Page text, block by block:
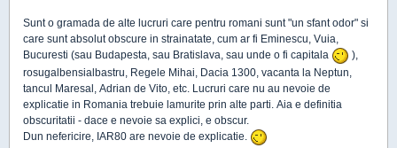
Sunt o gramada de alte lucruri care pentru romani sunt "un sfant odor" si
care sunt absolut obscure in strainatate, cum ar fi Eminescu, Vuia,
Bucuresti (sau Budapesta, sau Bratislava, sau unde o fi capitala
),
rosugalbensialbastru, Regele Mihai, Dacia 1300, vacanta la Neptun,
tancul Maresal, Adrian de Vito, etc. Lucruri care nu au nevoie de
explicatie in Romania trebuie lamurite prin alte parti. Aia e definitia
obscuritatii - dace e nevoie sa explici, e obscur.
Dun nefericire, IAR80 are nevoie de explicatie.